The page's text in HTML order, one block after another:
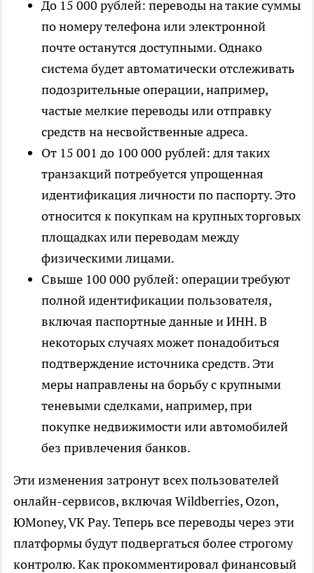
До 15 000 рублей: переводы на такие суммы
по номеру телефона или электронной
почте останутся доступными. Однако
система будет автоматически отслеживать
подозрительные операции, например,
частые мелкие переводы или отправку
средств на несвойственные адреса.
От 15 001 до 100 000 рублей: для таких
транзакций потребуется упрощенная
идентификация личности по паспорту. Это
относится к покупкам на крупных торговых
площадках или переводам между
физическими лицами.
Свыше 100 000 рублей: операции требуют
полной идентификации пользователя,
включая паспортные данные и ИНН. В
некоторых случаях может понадобиться
подтверждение источника средств. Эти
меры направлены на борьбу с крупными
теневыми сделками, например, при
покупке недвижимости или автомобилей
без привлечения банков.
Эти изменения затронут всех пользователей
онлайн-сервисов, включая Wildberries, Ozon,
ЮMoney, VK Pay. Теперь все переводы через эти
платформы будут подвергаться более строгому
контролю. Как прокомментировал финансовый